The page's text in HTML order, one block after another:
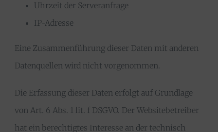
Uhrzeit der Serveranfrage
IP-Adresse
Eine Zusammenführung dieser Daten mit anderen
Datenquellen wird nicht vorgenommen.
Die Erfassung dieser Daten erfolgt auf Grundlage
von Art. 6 Abs. 1 lit. f DSGVO. Der Websitebetreiber
hat ein berechtigtes Interesse an der technisch